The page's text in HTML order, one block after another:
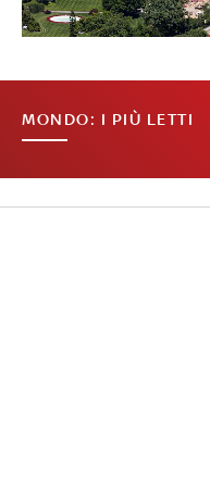
MONDO: I PIÙ LETTI